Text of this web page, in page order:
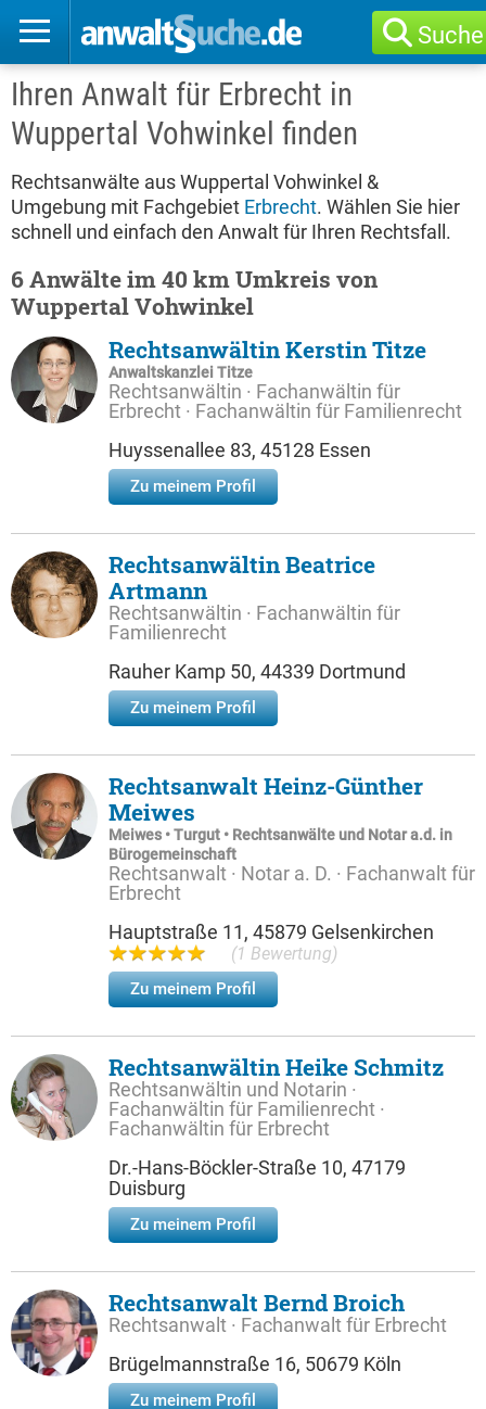
Suche
Ihren Anwalt für Erbrecht in
Wuppertal Vohwinkel finden
Rechtsanwälte aus Wuppertal Vohwinkel &
Umgebung mit Fachgebiet Erbrecht. Wählen Sie hier
schnell und einfach den Anwalt für Ihren Rechtsfall.
6 Anwälte im 40 km Umkreis von
Wuppertal Vohwinkel
Rechtsanwältin Kerstin Titze
Anwaltskanzlei Titze
Rechtsanwältin · Fachanwältin für
Erbrecht · Fachanwältin für Familienrecht
Huyssenallee 83, 45128 Essen
Zu meinem Profil
Rechtsanwältin Beatrice
Artmann
Rechtsanwältin · Fachanwältin für
Familienrecht
Rauher Kamp 50, 44339 Dortmund
Zu meinem Profil
Rechtsanwalt Heinz-Günther
Meiwes
Meiwes • Turgut • Rechtsanwälte und Notar a.d. in
Bürogemeinschaft
Rechtsanwalt · Notar a. D. · Fachanwalt für
Erbrecht
Hauptstraße 11, 45879 Gelsenkirchen
(1 Bewertung)
Zu meinem Profil
Rechtsanwältin Heike Schmitz
Rechtsanwältin und Notarin ·
Fachanwältin für Familienrecht ·
Fachanwältin für Erbrecht
Dr.-Hans-Böckler-Straße 10, 47179
Duisburg
Zu meinem Profil
Rechtsanwalt Bernd Broich
Rechtsanwalt · Fachanwalt für Erbrecht
Brügelmannstraße 16, 50679 Köln
Zu meinem Profil